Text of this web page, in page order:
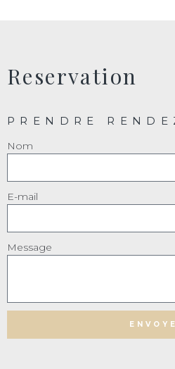
Reservation
PRENDRE
Nom
E-mail
Message